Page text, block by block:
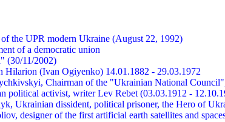
the UPR modern Ukraine (August 22, 1992)
of a democratic union
(30/11/2002)
Hilarion (Ivan Ogiyenko) 14.01.1882 - 29.03.1972
Chairman of the "Ukrainian National
political activist, writer Lev Rebet (03.03.1912 -
Ukrainian dissident, political prisoner, the Hero of
designer of the first artificial earth satellites and